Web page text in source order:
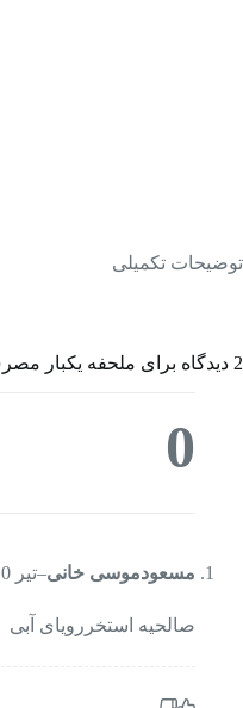
توضیحات تکمیلی
2 دیدگاه برای ملحفه یکبار مصرف رول 16 متر 12 گرم عرض
0
مسعودموسی خانی–تیر 10, 1400
صالحیه استخررویای آبی